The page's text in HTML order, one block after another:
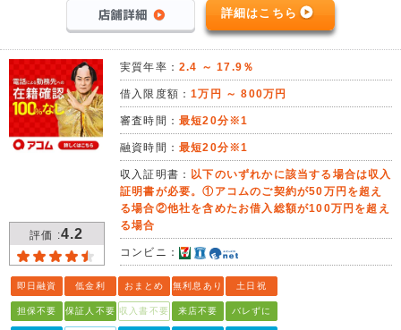
詳細はこちら
評価 :4.2
実質年率： 2.4 ～ 17.9％
借入限度額：1万円 ～ 800万円
審査時間： 最短20分※1
融資時間： 最短20分※1
収入証明書： 以下のいずれかに該当する場合は収入
証明書が必要。①アコムのご契約が50万円を超え
る場合②他社を含めたお借入総額が100万円を超え
る場合
コンビニ：
即日融資 低金利 おまとめ 無利息あり 土日祝
担保不要 保証人不要 収入書不要 来店不要 バレずに